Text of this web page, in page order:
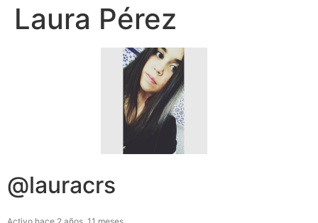
Laura Pérez
@lauracrs